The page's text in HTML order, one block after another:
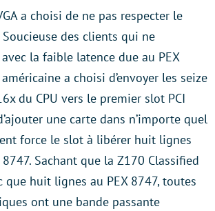
a choisi de ne pas respecter le
des clients qui ne
la faible latence due au PEX
a choisi d’envoyer les seize
du CPU vers le premier slot PCI
une carte dans n’importe quel
force le slot à libérer huit lignes
8747. Sachant que la Z170 Classified
que huit lignes au PEX 8747, toutes
ont une bande passante